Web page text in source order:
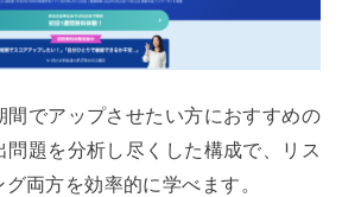
間でアップさせたい方におすすめの
問題を分析し尽くした構成で、リス
両方を効率的に学べます。